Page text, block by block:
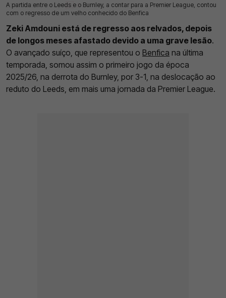
A partida entre o Leeds e o Burnley, a contar para a Premier League, contou
com o regresso de um velho conhecido do Benfica
02 Mai 2026 | 10:38 | 0
Zeki Amdouni está de regresso aos relvados, depois
de longos meses afastado devido a uma grave lesão.
O avançado suíço, que representou o Benfica na última
temporada, somou assim o primeiro jogo da época
2025/26, na derrota do Burnley, por 3-1, na deslocação ao
reduto do Leeds, em mais uma jornada da Premier League.